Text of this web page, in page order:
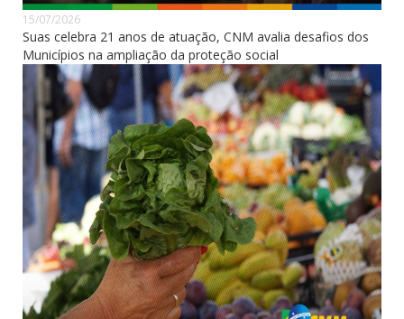
15/07/2026
Suas celebra 21 anos de atuação, CNM avalia desafios dos
Municípios na ampliação da proteção social